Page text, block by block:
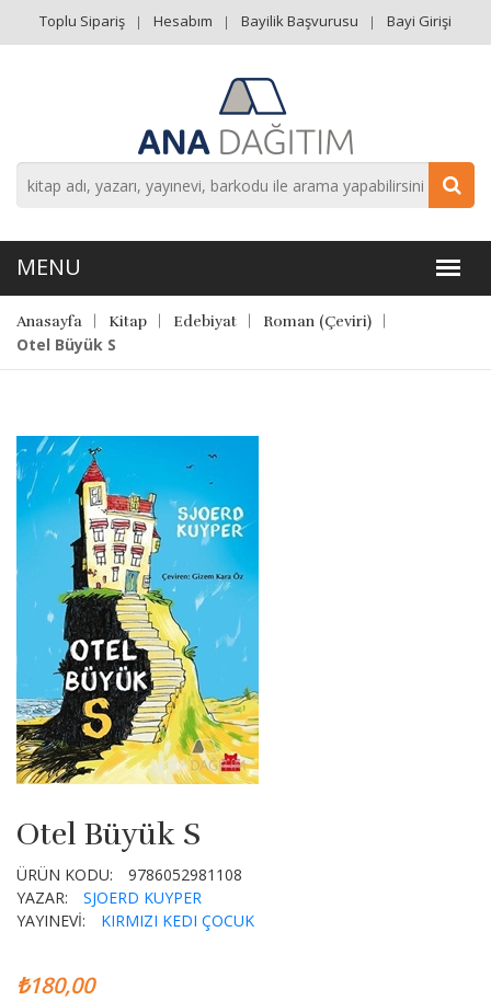
Toplu Sipariş Hesabım Bayilik Başvurusu Bayi Girişi
Anasayfa Kitap Edebiyat Roman (Çeviri)
Otel Büyük S
Otel Büyük S
ÜRÜN KODU:
9786052981108
YAZAR:
SJOERD KUYPER
YAYINEVİ:
KIRMIZI KEDI ÇOCUK
₺180,00